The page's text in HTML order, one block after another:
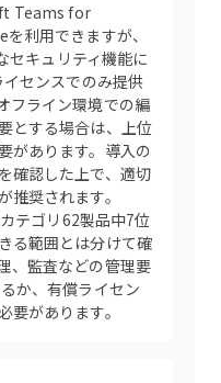
Teams for
利用できますが、
セキュリティ機能に
センスでのみ提供
フライン環境での編
とする場合は、上位
があります。導入の
確認した上で、適切
推奨されます。
テゴリ62製品中7位
る範囲とは分けて確
、監査などの管理要
か、有償ライセン
要があります。